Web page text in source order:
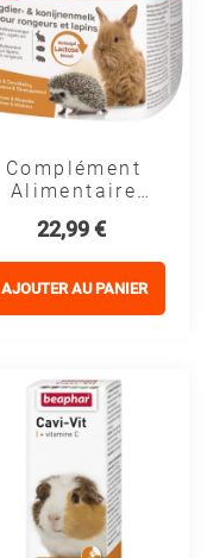
Complément
Alimentaire
Lapins - Lait
Maternisé -
Beaphar
Prix
22,99 €
AJOUTER AU PANIER